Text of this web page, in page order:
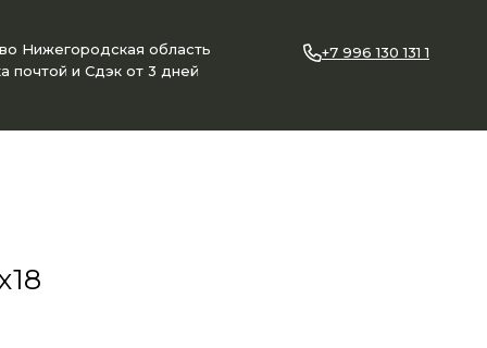
Нижегородская область
почтой и Сдэк от 3 дней
+7 996 130 131 1